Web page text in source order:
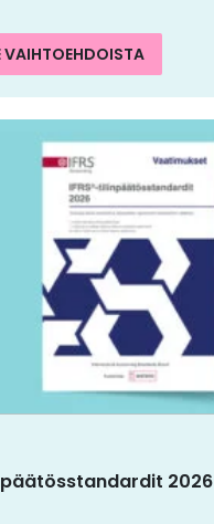
VAIHTOEHDOISTA
2026